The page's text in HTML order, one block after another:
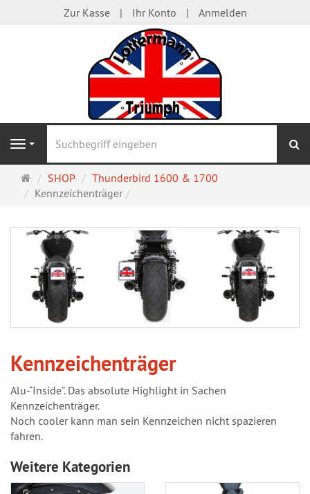
Zur Kasse Ihr Konto Anmelden
Navigation
Startseite
SHOP
Thunderbird 1600 & 1700
Kennzeichenträger
Kennzeichenträger
Alu-“Inside”. Das absolute Highlight in Sachen
Kennzeichenträger.
Noch cooler kann man sein Kennzeichen nicht spazieren
fahren.
Weitere Kategorien